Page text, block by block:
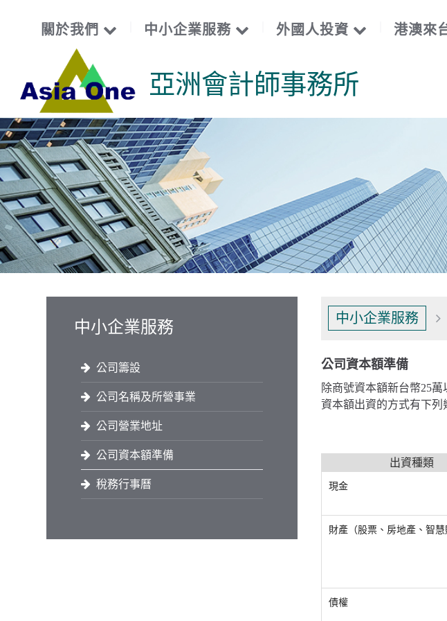
亞洲會計師事務所
關於我們 中小企業服務 外國人投資 港澳來
中小企業服務
公司籌設
公司名稱及所營事業
公司營業地址
公司資本額準備
稅務行事曆
中小企業服務
公司資本額準備
除商號資本額新台幣25
資本額出資的方式有下列
出資種類
現金
財產（股票、房地產、智慧
債權